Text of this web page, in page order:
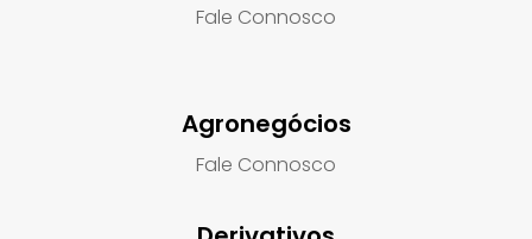
Fale Connosco
Agronegócios
Fale Connosco